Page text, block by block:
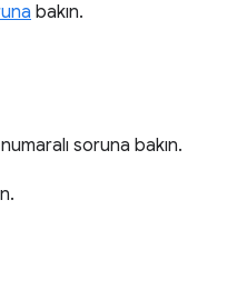
bakın.
numaralı soruna bakın.